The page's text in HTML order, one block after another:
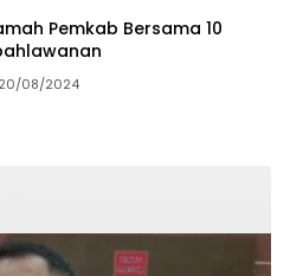
Pemkab Bersama 10
20/08/2024